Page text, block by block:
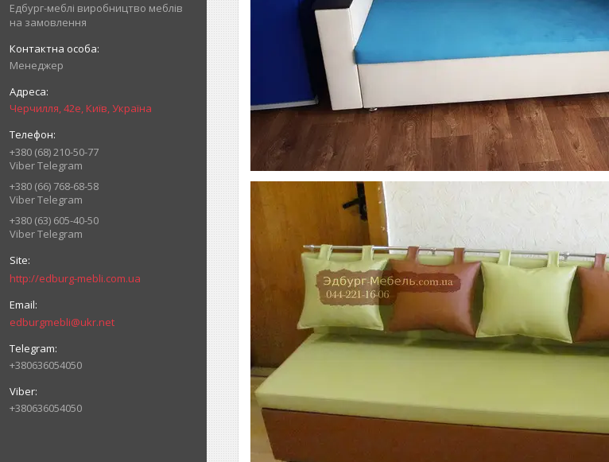
Едбург-меблі виробництво меблів
на замовлення
Менеджер
Черчилля, 42е, Київ, Україна
+380 (68) 210-50-77
Viber Telegram
+380 (66) 768-68-58
Viber Telegram
+380 (63) 605-40-50
Viber Telegram
http://edburg-mebli.com.ua
edburgmebli@ukr.net
+380636054050
+380636054050